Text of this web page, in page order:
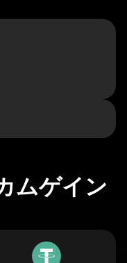
ムゲイン